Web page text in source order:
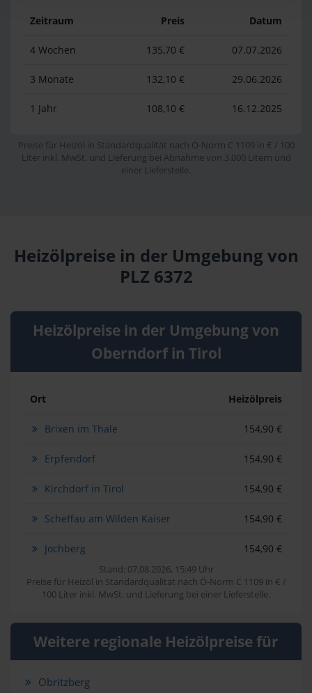
Zeitraum Preis Datum
4 Wochen 135,70 € 07.07.2026
3 Monate 132,10 € 29.06.2026
1 Jahr 108,10 € 16.12.2025
Preise für Heizöl in Standardqualität nach Ö-Norm C 1109 in € / 100
Liter inkl. MwSt. und Lieferung bei Abnahme von 3.000 Litern und
einer Lieferstelle.
Heizölpreise in der Umgebung von
PLZ 6372
Heizölpreise in der Umgebung von
Oberndorf in Tirol
Ort Heizölpreis
Brixen im Thale 154,90 €
Erpfendorf 154,90 €
Kirchdorf in Tirol 154,90 €
Scheffau am Wilden Kaiser 154,90 €
Jochberg 154,90 €
Stand: 07.08.2026, 15:49 Uhr
Preise für Heizöl in Standardqualität nach Ö-Norm C 1109 in € /
100 Liter inkl. MwSt. und Lieferung bei einer Lieferstelle.
Weitere regionale Heizölpreise für
Obritzberg